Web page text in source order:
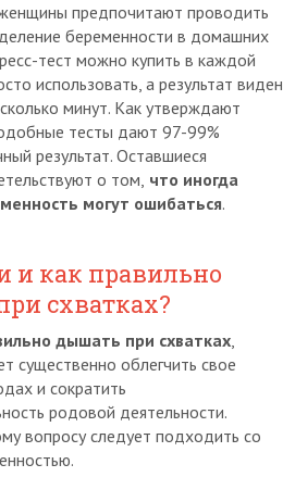
предпочитают проводить
беременности в домашних
тест можно купить в каждой
использовать, а результат виден
минут. Как утверждают
тесты дают 97-99%
результат. Оставшиеся
о том, что иногда
могут ошибаться.
и как правильно
схватках?
дышать при схватках,
существенно облегчить свое
и сократить
родовой деятельности.
вопросу следует подходить со